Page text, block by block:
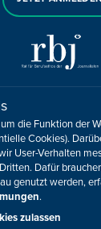
Fragen oder
KONTAKTIEREN SIE
Datenschutz Kontakt
Zustimmung
& Programmierung:
die Funktion der
Cookies).
User-Verhalten
Dafür
genutzt werden,
.
zulassen